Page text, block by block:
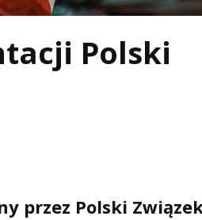
Polski
przez Polski